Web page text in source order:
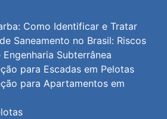
Como Identificar e Tratar
Saneamento no Brasil: Riscos
Subterrânea
para Escadas em Pelotas
para Apartamentos em